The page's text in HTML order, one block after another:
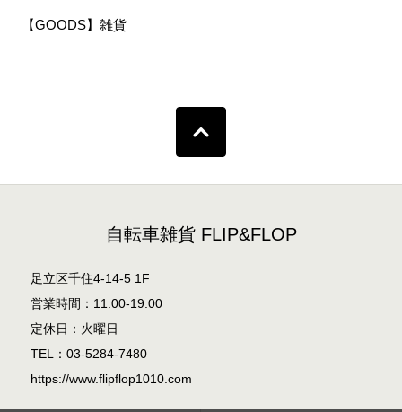
【GOODS】雑貨
自転車雑貨 FLIP&FLOP
足立区千住4-14-5 1F
営業時間：11:00-19:00
定休日：火曜日
TEL：03-5284-7480
https://www.flipflop1010.com